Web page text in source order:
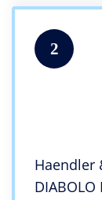
2
Haendler